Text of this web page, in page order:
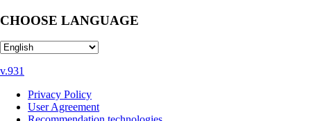
CHOOSE LANGUAGE
v.931
Privacy Policy
User Agreement